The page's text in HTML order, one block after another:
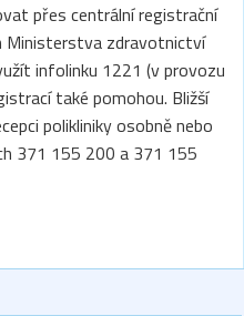
přes centrální registrační
Ministerstva zdravotnictví
infolinku 1221 (v provozu
také pomohou. Bližší
polikliniky osobně nebo
371 155 200 a 371 155